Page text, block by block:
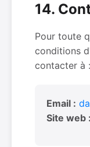
14.
Pour toute
conditions
contacter à :
Email :
Site web :